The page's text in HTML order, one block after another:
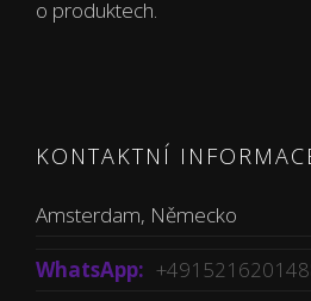
o produktech.
KONTAKTNÍ
Amsterdam, Německo
WhatsApp: